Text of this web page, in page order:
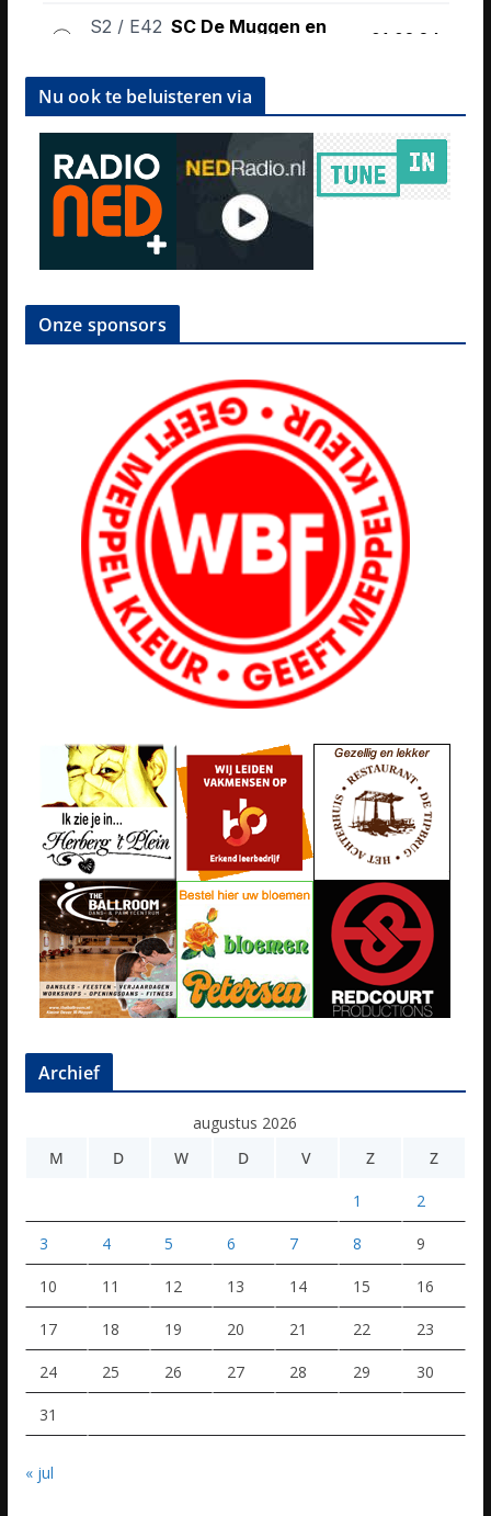
Nu ook te beluisteren via
Onze sponsors
Archief
augustus 2026
M
D W D V Z Z
1 2
3 4 5 6 7 8 9
10 11 12 13 14 15 16
17 18 19 20 21 22 23
24 25 26 27 28 29 30
31
« jul